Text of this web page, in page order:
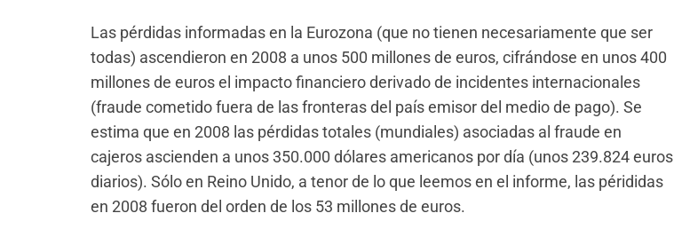
Las pérdidas informadas en la Eurozona (que no tienen necesariamente que ser
todas) ascendieron en 2008 a unos 500 millones de euros, cifrándose en unos 400
millones de euros el impacto financiero derivado de incidentes internacionales
(fraude cometido fuera de las fronteras del país emisor del medio de pago). Se
estima que en 2008 las pérdidas totales (mundiales) asociadas al fraude en
cajeros ascienden a unos 350.000 dólares americanos por día (unos 239.824 euros
diarios). Sólo en Reino Unido, a tenor de lo que leemos en el informe, las pérididas
en 2008 fueron del orden de los 53 millones de euros.